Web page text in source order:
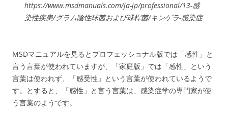
https://www.msdmanuals.com/ja-jp/professional/13-感
染性疾患/グラム陰性球菌および球桿菌/キンゲラ-感染症
MSDマニュアルを見るとプロフェッショナル版では「感性」と
言う言葉が使われていますが、「家庭版」では「感性」という
言葉は使われず、「感受性」という言葉が使われているようで
す。とすると、「感性」と言う言葉は、感染症学の専門家が使
う言葉のようです。